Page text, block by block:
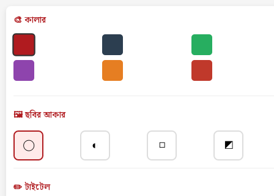
🎨 কালার
🖼️ ছবির আকার
◯ ◐ ◻ ◩
✏️ টাইটেল